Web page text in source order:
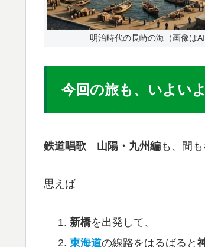
明治時代の長崎の海（画像は
今回の旅も、いよい
鉄道唱歌 山陽・九州編も、間も
思えば
新橋を出発して、
東海道の線路をはるばると